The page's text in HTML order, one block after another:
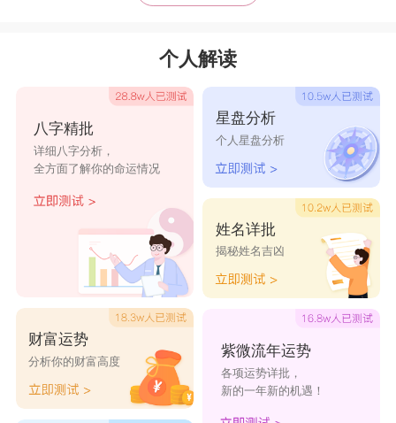
무지개 의 미소(彩虹的微笑)
감사 경력(感谢经历)
외로운 환자(孤独患者)
이야기 너와(故事与你)
exo만 사랑해(唯爱exo)
무력만회(无力挽回)
동 료(陪伴)
뒷모습(背影)
미쳤어(疯了)
심장 마비(失心)
몰라, 너(不懂你)
소프트누이동생(软妹)
个人解读
八字精批
详细八字分析，
全方面了解你的命运情况
财富运势
分析你的财富高度
星盘分析
个人星盘分析
姓名详批
揭秘姓名吉凶
紫微流年运势
各项运势详批，
新的一年新的机遇！